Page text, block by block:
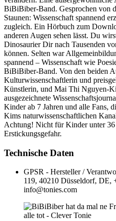
BiBiBiber-Band. Gesprochen von
Staunen: Wissenschaft spannend
zugleich. Ein Hörbuch zum
anderen Augen sehen lässt. Du
Dinosaurier Dir nach Tausenden
können. Selten war
spannend – Wissenschaft wie
BiBiBiber-Band. Von den beiden
Kulturwissenschaftlerin und
Künstlerin, und Mai Thi Nguyen-
ausgezeichnete
Kinder ab 7 Jahren und alle Fans,
Kims naturwissenschaftlichen
Achtung! Nicht für Kinder unter
Erstickungsgefahr.
Technische Daten
GPSR - Hersteller /
119, 40210 Düsseldorf, DE,
info@tonies.com